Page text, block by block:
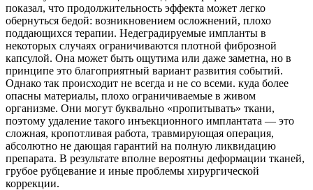
показал, что продолжительность эффекта может легко
обернуться бедой: возникновением осложнений, плохо
поддающихся терапии. Недеградируемые импланты в
некоторых случаях ограничиваются плотной фиброзной
капсулой. Она может быть ощутима или даже заметна, но в
принципе это благоприятный вариант развития событий.
Однако так происходит не всегда и не со всеми. куда более
опасны материалы, плохо ограничиваемые в живом
организме. Они могут буквально «пропитывать» ткани,
поэтому удаление такого инъекционного имплантата — это
сложная, кропотливая работа, травмирующая операция,
абсолютно не дающая гарантий на полную ликвидацию
препарата. В результате вполне вероятны деформации тканей,
грубое рубцевание и иные проблемы хирургической
коррекции.